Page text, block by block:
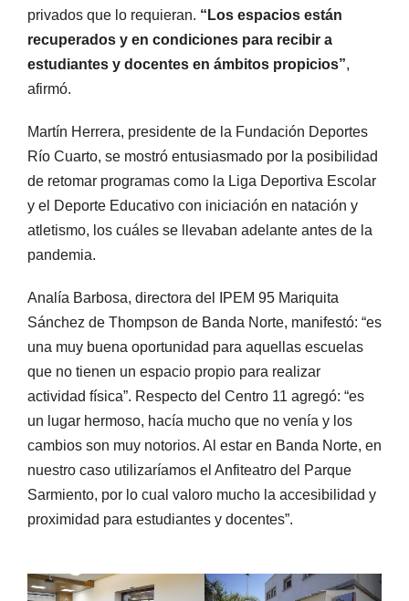
privados que lo requieran. “Los espacios están
recuperados y en condiciones para recibir a
estudiantes y docentes en ámbitos propicios”,
afirmó.
Martín Herrera, presidente de la Fundación Deportes
Río Cuarto, se mostró entusiasmado por la posibilidad
de retomar programas como la Liga Deportiva Escolar
y el Deporte Educativo con iniciación en natación y
atletismo, los cuáles se llevaban adelante antes de la
pandemia.
Analía Barbosa, directora del IPEM 95 Mariquita
Sánchez de Thompson de Banda Norte, manifestó: “es
una muy buena oportunidad para aquellas escuelas
que no tienen un espacio propio para realizar
actividad física”. Respecto del Centro 11 agregó: “es
un lugar hermoso, hacía mucho que no venía y los
cambios son muy notorios. Al estar en Banda Norte, en
nuestro caso utilizaríamos el Anfiteatro del Parque
Sarmiento, por lo cual valoro mucho la accesibilidad y
proximidad para estudiantes y docentes”.